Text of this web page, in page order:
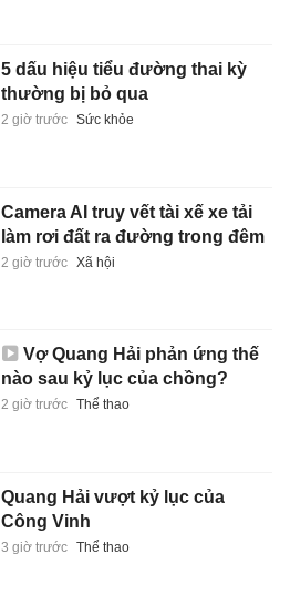
5 dấu hiệu tiểu đường thai kỳ
thường bị bỏ qua
2 giờ trước Sức khỏe
Camera AI truy vết tài xế xe tải
làm rơi đất ra đường trong đêm
2 giờ trước Xã hội
Vợ Quang Hải phản ứng thế
nào sau kỷ lục của chồng?
2 giờ trước Thể thao
Quang Hải vượt kỷ lục của
Công Vinh
3 giờ trước Thể thao